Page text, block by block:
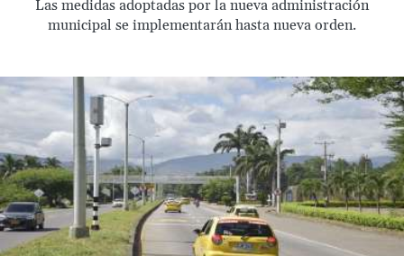
Las medidas adoptadas por la nueva administración
municipal se implementarán hasta nueva orden.